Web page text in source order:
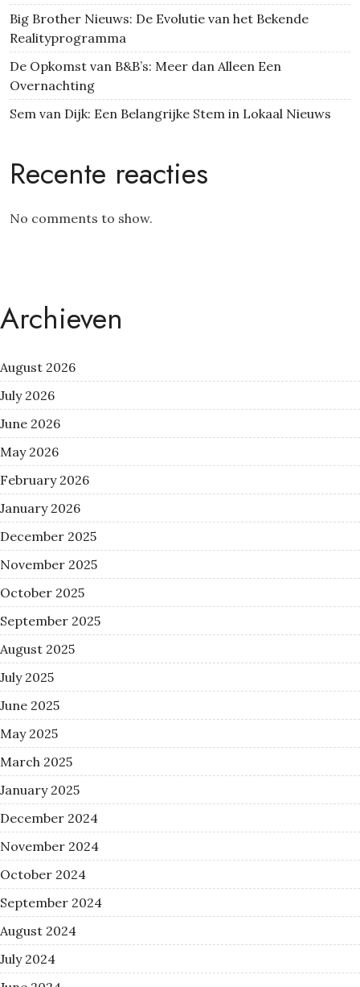
Big Brother Nieuws: De Evolutie van het Bekende
Realityprogramma
De Opkomst van B&B’s: Meer dan Alleen Een
Overnachting
Sem van Dijk: Een Belangrijke Stem in Lokaal Nieuws
Recente reacties
No comments to show.
Archieven
August 2026
July 2026
June 2026
May 2026
February 2026
January 2026
December 2025
November 2025
October 2025
September 2025
August 2025
July 2025
June 2025
May 2025
March 2025
January 2025
December 2024
November 2024
October 2024
September 2024
August 2024
July 2024